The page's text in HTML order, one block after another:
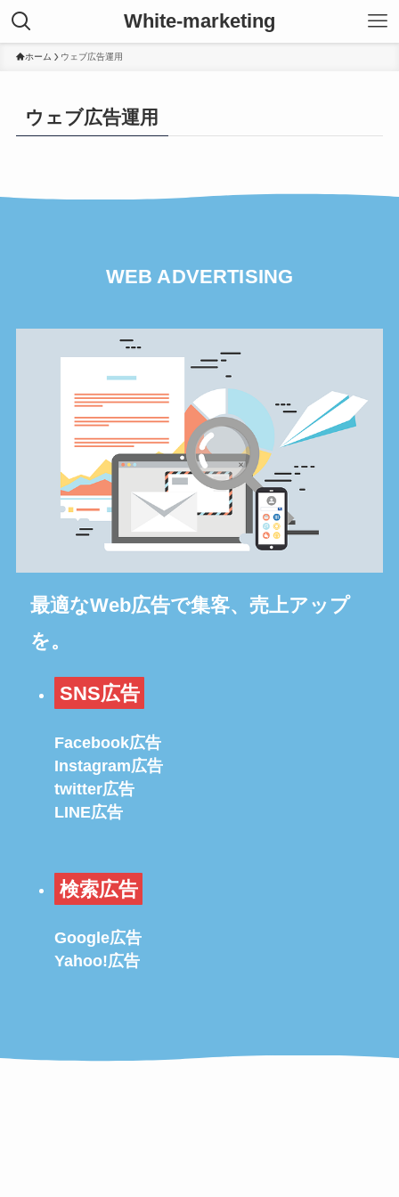
White-marketing
ホーム ウェブ広告運用
ウェブ広告運用
WEB ADVERTISING
最適なWeb広告で集客、売上アップ
を。
SNS広告
Facebook広告
Instagram広告
twitter広告
LINE広告
検索広告
Google広告
Yahoo!広告